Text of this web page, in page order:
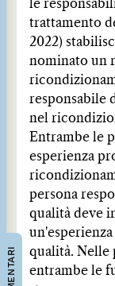
le
trattamento
2022)
nominato un
responsabile
nel
Entrambe le
esperienza
persona
qualità deve
qualità. Nelle
entrambe le